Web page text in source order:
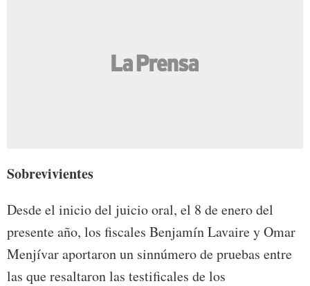
Sobrevivientes
Desde el inicio del juicio oral, el 8 de enero del
presente año, los fiscales Benjamín Lavaire y Omar
Menjívar aportaron un sinnúmero de pruebas entre
las que resaltaron las testificales de los